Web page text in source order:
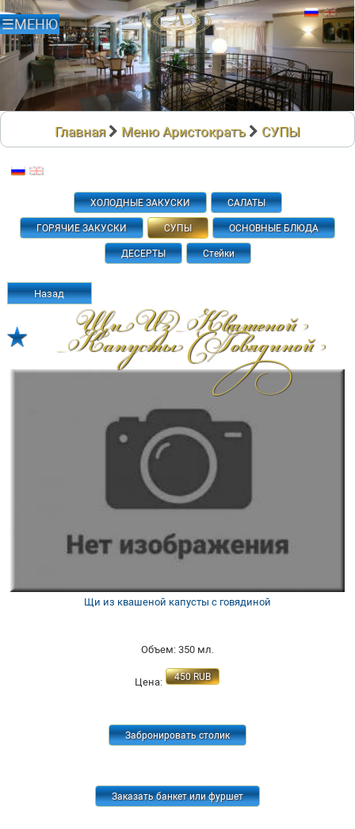
Главная Меню Аристократъ СУПЫ
ХОЛОДНЫЕ ЗАКУСКИ САЛАТЫ
ГОРЯЧИЕ ЗАКУСКИ СУПЫ ОСНОВНЫЕ БЛЮДА
ДЕСЕРТЫ Стейки
Назад
Щи Из Квашеной
Капусты С Говядиной
Щи из квашеной капусты с говядиной
Объем: 350 мл.
Цена: 450 RUB
Забронировать столик
Заказать банкет или фуршет